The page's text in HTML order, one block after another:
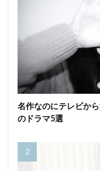
名作なのにテレビか
のドラマ5選